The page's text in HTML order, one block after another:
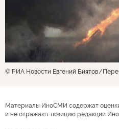
© РИА Новости Евгений Биятов
Материалы ИноСМИ содержат
и не отражают позицию редакции